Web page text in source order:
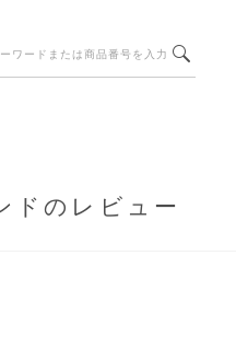
ドのレビュー